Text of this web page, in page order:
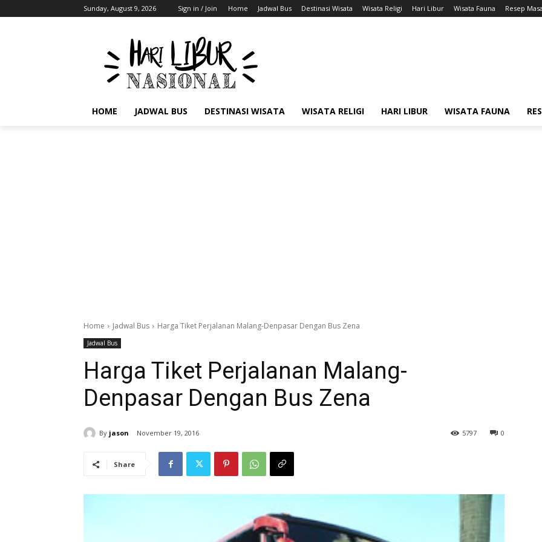
Sunday, August 9, 2026 Sign in / Join Home Jadwal Bus Destinasi Wisata Wisata Religi Hari Libur Wisata Fauna Resep
HOME JADWAL BUS DESTINASI WISATA WISATA RELIGI HARI LIBUR WISATA FAUNA
Home Jadwal Bus Harga Tiket Perjalanan Malang-Denpasar Dengan Bus Zena
Jadwal Bus
Harga Tiket Perjalanan Malang-
Denpasar Dengan Bus Zena
By jason November 19, 2016 0
5797
Share